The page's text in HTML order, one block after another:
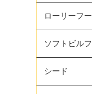
ローリーフ
ソフトビル
シード